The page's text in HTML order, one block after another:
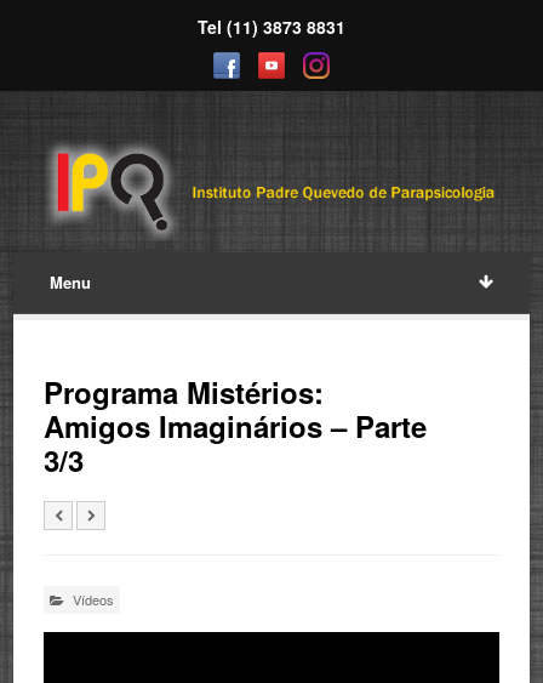
Tel (11) 3873 8831
Menu
Programa Mistérios:
Amigos Imaginários – Parte
3/3
Vídeos